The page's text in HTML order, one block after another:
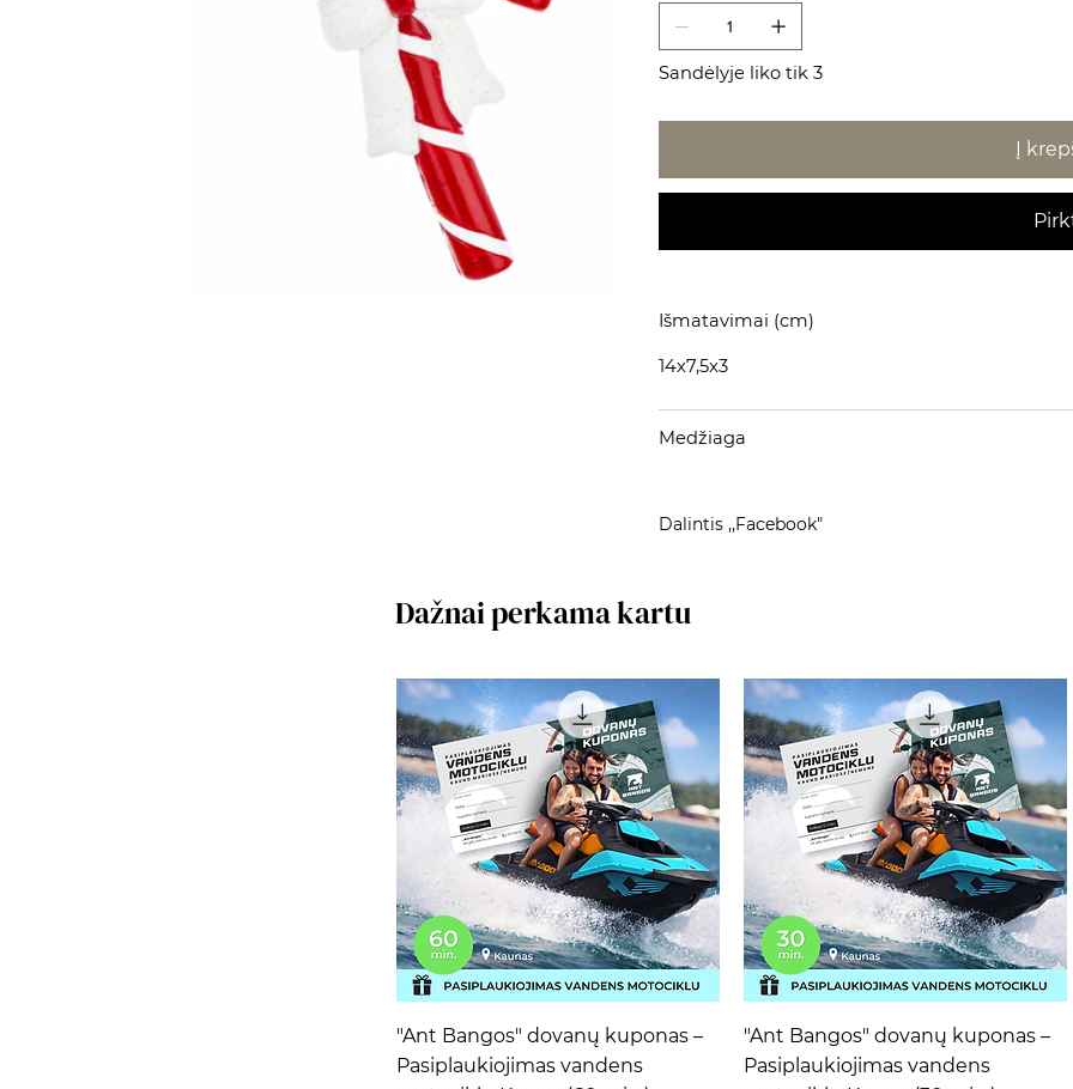
Sandėlyje liko tik 3
Į
Išmatavimai (cm)
14x7,5x3
Medžiaga
Dalintis ,,Facebook"
Dažnai perkama kartu
Greita peržiūra
"Ant Bangos" dovanų kuponas –
Pasiplaukiojimas vandens
Greita peržiūra
"Ant Bangos" dovanų kuponas –
Pasiplaukiojimas vandens